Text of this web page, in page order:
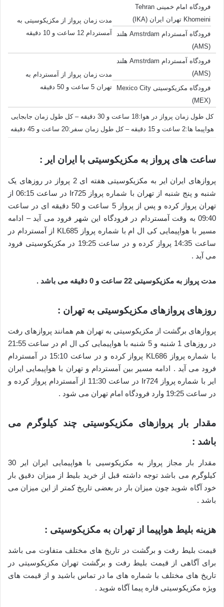
فرودگاه امام خمینی Tehran
Khomeini تهران ایران (IKA)
مدت زمان پرواز از مکزیکوسیتی به
آمستردام 12 ساعت و 10 دقیقه
فرودگاه آمستردام Amstrdam هلند
(AMS)
فرودگاه آمستردام Amstrdam هلند
(AMS)
مدت زمان پرواز از آمستردام به
تهران 5 ساعت و 50 دقیقه
فرودگاه مکزیکوسیتی Mexico City
(MEX)
کل طول زمان پرواز در هوا:18 ساعت و 30 دقیقه – کل طول زمان جابجایی
هواپیما ها:2 ساعت و 15 دقیقه – کل طول زمان سفر:20 ساعت و 45 دقیقه
ساعت های پرواز به مکزیکوسیتی با ایران ایر :
پروازهای ایران ایر به مکزیکوسیتی هفته ای 2 پرواز در روزهای یک
شنبه و پنج شنبه از تهران با شماره پرواز Ir725 در ساعت 06:15 از
تهران پرواز کرده و پس از پرواز 5 ساعت و 50 دقیقه ای در ساعت
09:40 به وقت آمستردام در فرودگاه این شهر فرود می آید – ادامه
مسیر با هواپیمایی کی ال ام با شماره پرواز KL685 از آمستردام در
ساعت 14:35 پرواز کرده و در ساعت 19:25 در مکزیکوسیتی فرود
می آید .
مدت پرواز به مکزیکوسیتی 22 ساعت و 0 دقیقه می باشد .
روزهای پروازهای مکزیکوسیتی به تهران :
پروازهای برگشت از مکزیکوسیتی به تهران هم همانند پروازهای رفت
در روزهای 1 شنبه و 5 شنبه با هواپیمایی کی ال ام در ساعت 21:55
با شماره پرواز KL686 پرواز کرده و در ساعت 15:10 در آمستردام
فرود می آید . ادامه مسیر بین آمستردام و تهران با هواپیمایی ایران
ایر با شماره پرواز Ir724 در ساعت 11:30 از آمستردام پرواز کرده و
در ساعت 19:25 وارد فرودگاه امام تهران می شود .
مقدار بار پروازهای مکزیکوسیتی چند کیلوگرم می
باشد :
مقدار بار مجاز پرواز به مکزیکوسیی با هواپیمایی ایران ایر 30
کیلوگرم می باشد توجه داشته قبل از خرید بلیط از میزان دقیق بار
خود آگاه شوید چون میزان بار در بعضی تاریخ کمتر از این میزان می
باشد .
هزینه بلیط هواپیما از تهران به مکزیکوسیتی :
قیمت بلیط رفت و برگشت در تاریخ های مختلف متفاوت می باشد
برای آگاهی از قیمت بلیط رفت و برگشت تهران مکزیکوسیتی در
تاریخ های مختلف با شماره های ما در تماس باشید و از قیمت های
ویژه مکزیکوسیتی قاره پیما آگاه شوید .